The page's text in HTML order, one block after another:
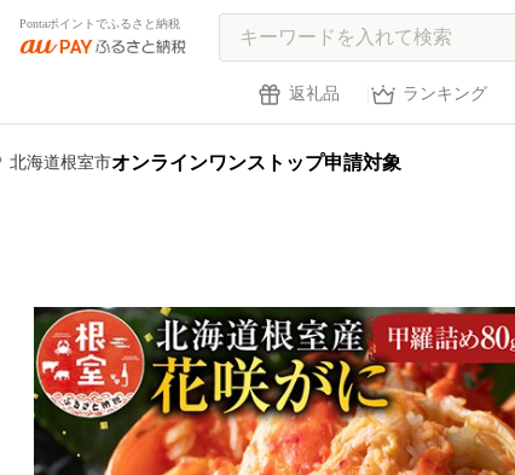
Pontaポイントでふるさと納税
返礼品 ランキング
北海道根室市オンラインワンストップ申請対象